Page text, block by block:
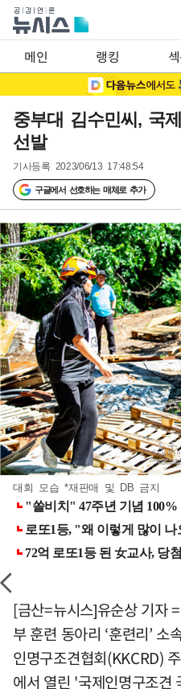
메인 랭킹
중부대 김수민씨, 국
선발
기사등록 2023/06/13 17:48:54
구글에서 선호하는 매체로 추가
대회 모습 *재판매 및 DB 금지
[금산=뉴시스]유순상 기자
부 훈련 동아리 ‘훈련리’
인명구조견협회(KKCRD)
에서 열린 '국제인명구조견